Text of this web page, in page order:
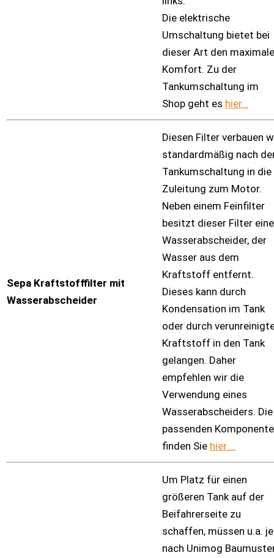
Die elektrische
Umschaltung bietet bei
dieser Art den
Komfort. Zu der
Tankumschaltung im
Shop geht es hier…
Sepa Kraftstofffilter mit
Wasserabscheider
Diesen Filter verbauen
standardmäßig nach
Tankumschaltung in die
Zuleitung zum Motor.
Neben einem Feinfilter
besitzt dieser Filter
Wasserabscheider, der
Wasser aus dem
Kraftstoff entfernt.
Dieses kann durch
Kondensation im Tank
oder durch
Kraftstoff in den Tank
gelangen. Daher
empfehlen wir die
Verwendung eines
Wasserabscheiders. Die
passenden
finden Sie hier….
Um Platz für einen
größeren Tank auf der
Beifahrerseite zu
schaffen, müssen u.a. je
nach Unimog